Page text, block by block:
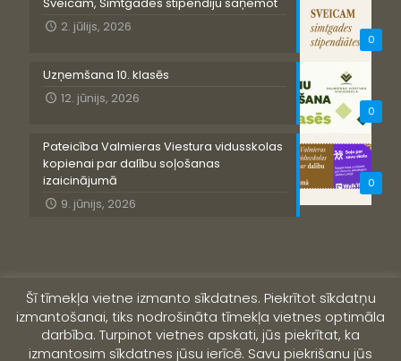
0
2. jūlijs, 2026
0
Uzņemšana 10. klasēs
12. jūnijs, 2026
0
Pateicība Valmieras Viestura vidusskolas
kopienai par dalību soļošanas
izaicinājumā
9. jūnijs, 2026
Šī tīmekļa vietne izmanto sīkdatnes. Piekrītot sīkdatņu
izmantošanai, tiks nodrošināta tīmekļa vietnes optimāla
darbība. Turpinot vietnes apskati, jūs piekrītat, ka
izmantosim sīkdatnes jūsu ierīcē. Savu piekrišanu jūs